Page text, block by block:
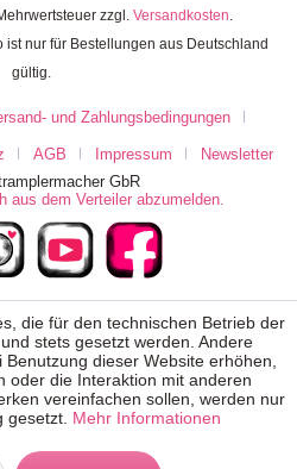
zzgl. Versandkosten.
nur für Bestellungen aus Deutschland
gültig.
und Zahlungsbedingungen
AGB Impressum
Newsletter
GbR
aus dem Verteiler abzumelden.
die für den technischen Betrieb der
stets gesetzt werden. Andere
dieser Website erhöhen,
oder die Interaktion mit anderen
vereinfachen sollen, werden nur
gesetzt. Mehr Informationen